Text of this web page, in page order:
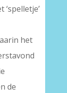
het
de